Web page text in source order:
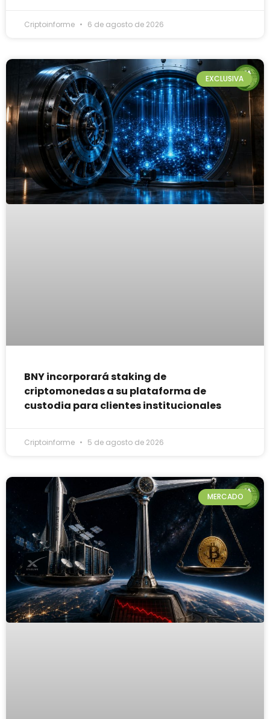
Criptoinforme 6 de agosto de 2026
EXCLUSIVA
BNY incorporará staking de
criptomonedas a su plataforma de
custodia para clientes institucionales
Criptoinforme 5 de agosto de 2026
MERCADO